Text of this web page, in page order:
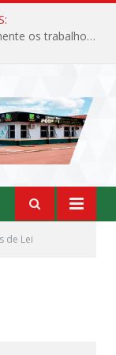
Câmara Municipal de Jacundá abre oficialmente os trabalhos legislativos de 2026
de Lei